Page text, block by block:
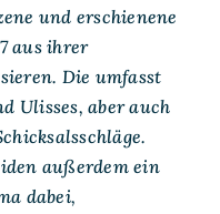
und erschienene
aus ihrer
Die umfasst
Ulisses, aber auch
außerdem ein
dabei,